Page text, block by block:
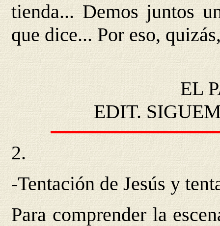
tienda... Demos juntos
que dice... Por eso,
EL
EDIT.
2.
-Tentación de Jesús y
Para comprender la